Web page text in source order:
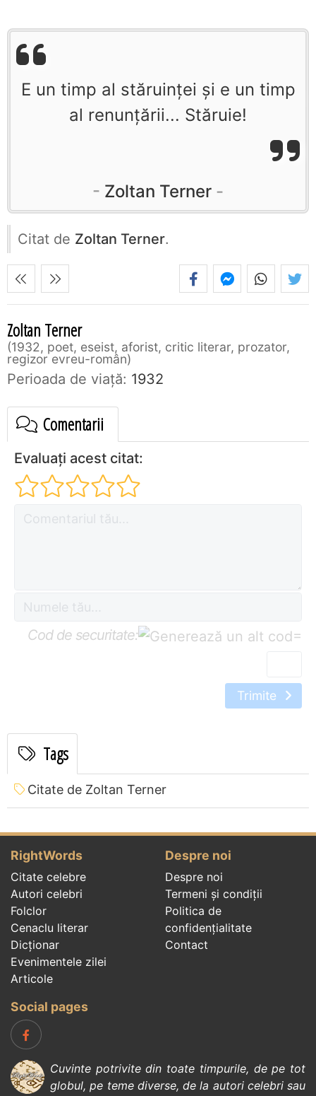
E un timp al stăruinţei şi e un timp
al renunţării... Stăruie!
Zoltan Terner
Citat de Zoltan Terner.
Zoltan Terner
1932, poet, eseist, aforist, critic literar, prozator,
regizor evreu-român
Perioada de viaţă: 1932
Comentarii
Evaluați acest citat:
Cod de securitate: =
Trimite
Tags
Citate de Zoltan Terner
RightWords
Citate celebre
Autori celebri
Folclor
Cenaclu literar
Dicționar
Evenimentele zilei
Articole
Despre noi
Despre noi
Termeni și condiții
Politica de
confidenţialitate
Contact
Social pages
Cuvinte potrivite din toate timpurile, de pe tot
globul, pe teme diverse, de la autori celebrisau